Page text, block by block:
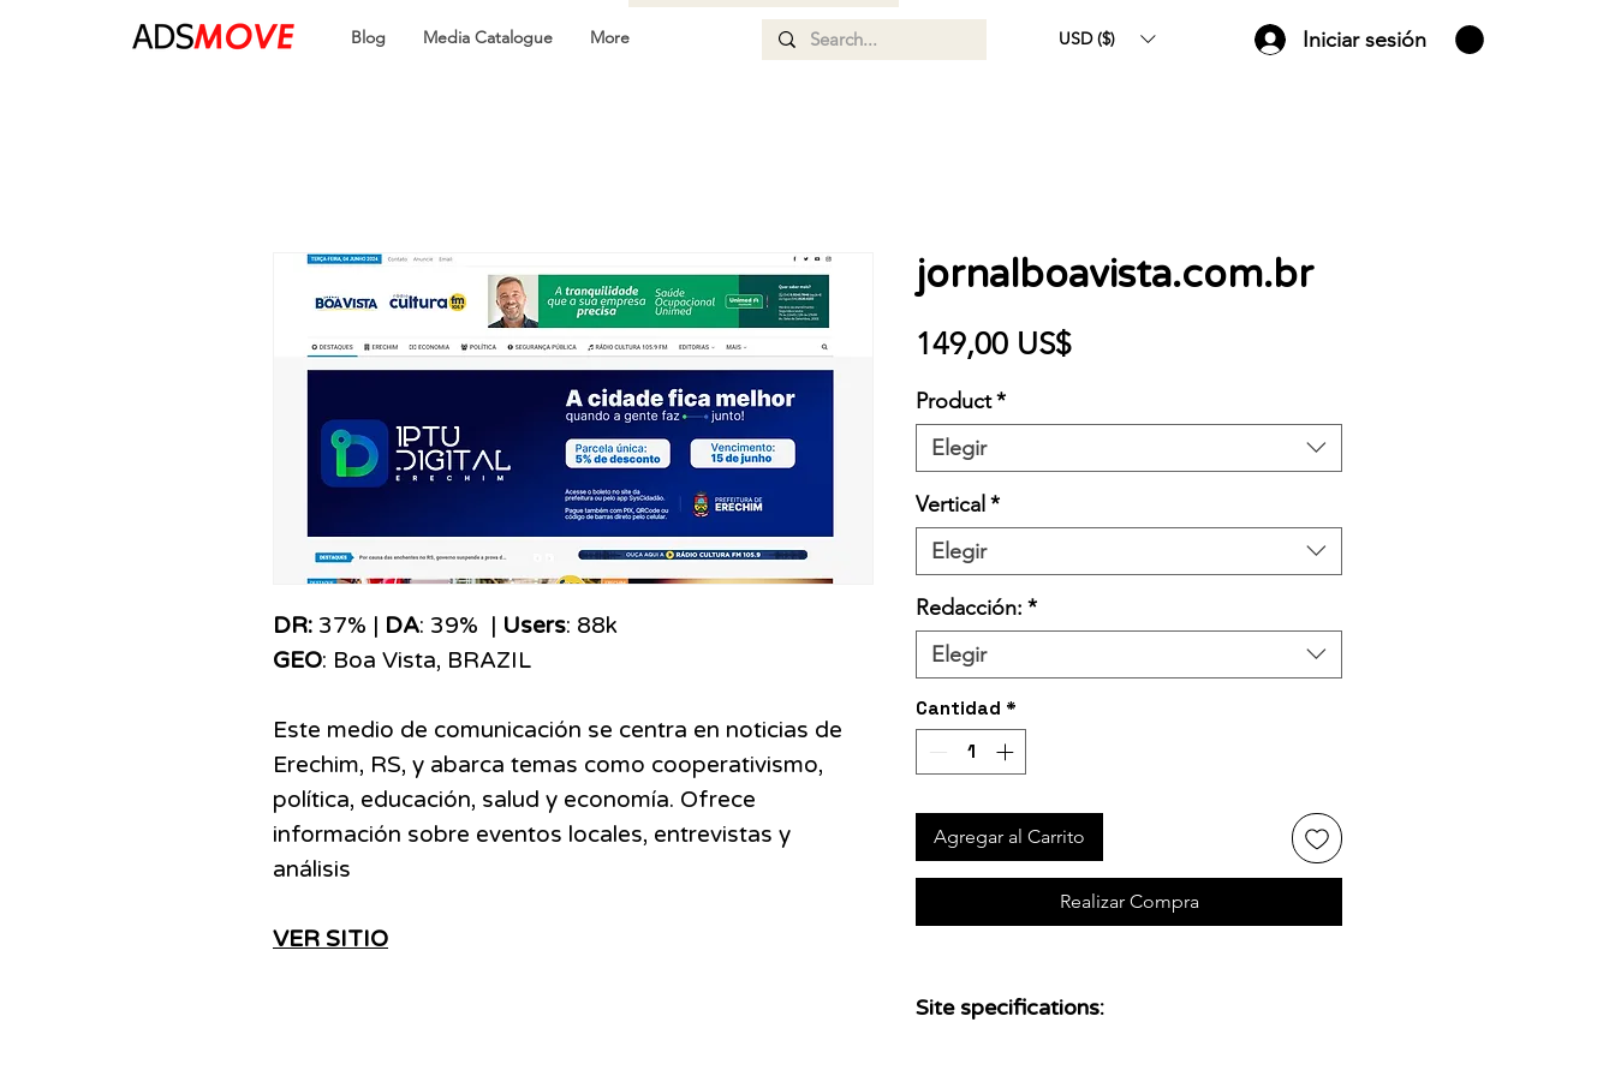
Blog Media Catalogue More USD ($) Iniciar sesión
​​​DR: 37% | DA: 39% | Users: 88k
GEO: Boa Vista, BRAZIL
Este medio de comunicación se centra en noticias de
Erechim, RS, y abarca temas como cooperativismo,
política, educación, salud y economía. Ofrece
información sobre eventos locales, entrevistas y
análisis
VER SITIO
jornalboavista.com.br
149,00 US$Precio
Product*
Elegir
Vertical *
Elegir
Redacción: *
Elegir
Cantidad *
Agregar al Carrito
Realizar Compra
Site specifications: